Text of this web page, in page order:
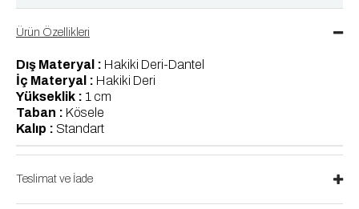
Ürün Özellikleri
Dış Materyal : Hakiki Deri-Dantel
İç Materyal : Hakiki Deri
Yükseklik : 1 cm
Taban : Kösele
Kalıp : Standart
Teslimat ve İade